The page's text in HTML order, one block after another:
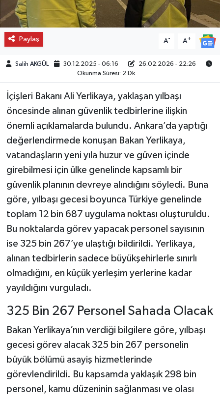
Paylaş A- A+
Salih AKGÜL 30.12.2025 - 06:16
26.02.2026 - 22:26
Okunma Süresi: 2 Dk
İçişleri Bakanı Ali Yerlikaya, yaklaşan yılbaşı
öncesinde alınan güvenlik tedbirlerine ilişkin
önemli açıklamalarda bulundu. Ankara’da yaptığı
değerlendirmede konuşan Bakan Yerlikaya,
vatandaşların yeni yıla huzur ve güven içinde
girebilmesi için ülke genelinde kapsamlı bir
güvenlik planının devreye alındığını söyledi. Buna
göre, yılbaşı gecesi boyunca Türkiye genelinde
toplam 12 bin 687 uygulama noktası oluşturuldu.
Bu noktalarda görev yapacak personel sayısının
ise 325 bin 267’ye ulaştığı bildirildi. Yerlikaya,
alınan tedbirlerin sadece büyükşehirlerle sınırlı
olmadığını, en küçük yerleşim yerlerine kadar
yayıldığını vurguladı.
325 Bin 267 Personel Sahada Olacak
Bakan Yerlikaya’nın verdiği bilgilere göre, yılbaşı
gecesi görev alacak 325 bin 267 personelin
büyük bölümü asayiş hizmetlerinde
görevlendirildi. Bu kapsamda yaklaşık 298 bin
personel, kamu düzeninin sağlanması ve olası